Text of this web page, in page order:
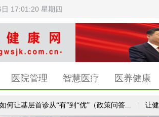
17:01:20 星期四
医院管理 智慧医疗 医养健康
何让基层首诊从“有”到“优”（政策问答... | 让健